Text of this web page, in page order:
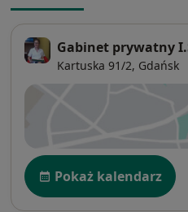
Gabinet prywatny
Kartuska 91/2, Gdańsk
Dostępność
Pokaż kalendarz